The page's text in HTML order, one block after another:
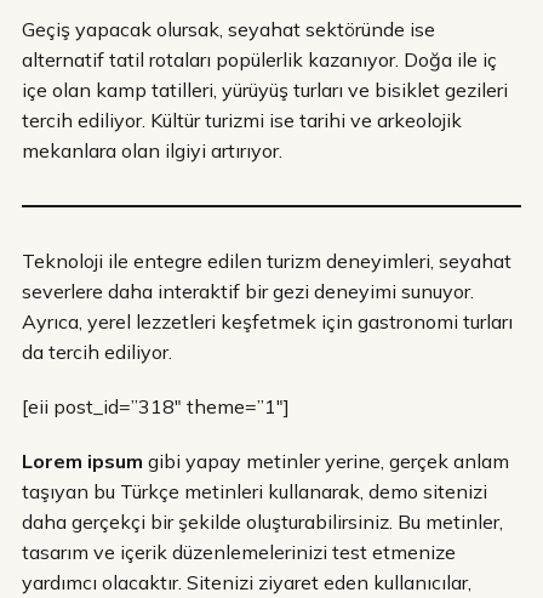
Geçiş yapacak olursak, seyahat sektöründe ise
alternatif tatil rotaları popülerlik kazanıyor. Doğa ile iç
içe olan kamp tatilleri, yürüyüş turları ve bisiklet gezileri
tercih ediliyor. Kültür turizmi ise tarihi ve arkeolojik
mekanlara olan ilgiyi artırıyor.
Teknoloji ile entegre edilen turizm deneyimleri, seyahat
severlere daha interaktif bir gezi deneyimi sunuyor.
Ayrıca, yerel lezzetleri keşfetmek için gastronomi turları
da tercih ediliyor.
[eii post_id=”318″ theme=”1″]
Lorem ipsum gibi yapay metinler yerine, gerçek anlam
taşıyan bu Türkçe metinleri kullanarak, demo sitenizi
daha gerçekçi bir şekilde oluşturabilirsiniz. Bu metinler,
tasarım ve içerik düzenlemelerinizi test etmenize
yardımcı olacaktır. Sitenizi ziyaret eden kullanıcılar,